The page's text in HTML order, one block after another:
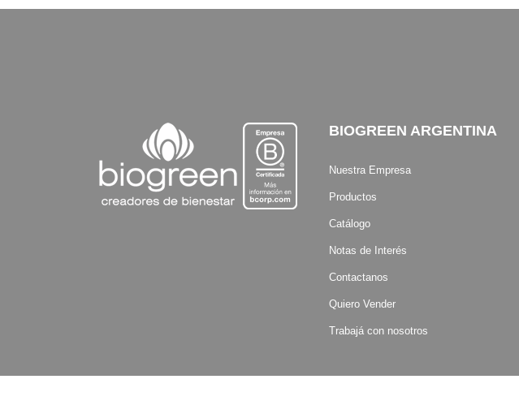
BIOGREEN ARGENTINA
Nuestra Empresa
Productos
Catálogo
Notas de Interés
Contactanos
Quiero Vender
Trabajá con nosotros